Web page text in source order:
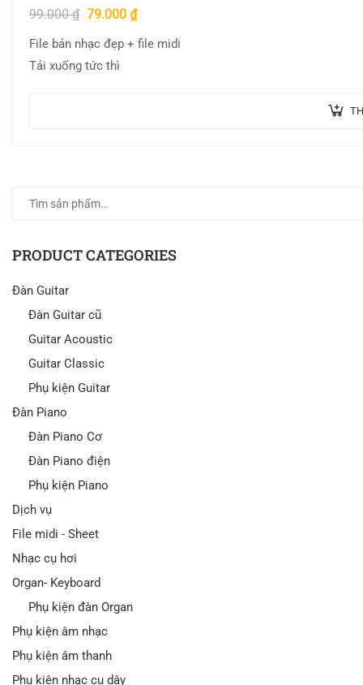
99.000₫ 79.000 ₫
File bản nhạc đẹp + file midi
Tải xuống tức thì
PRODUCT CATEGORIES
Đàn Guitar
Đàn Guitar cũ
Guitar Acoustic
Guitar Classic
Phụ kiện Guitar
Đàn Piano
Đàn Piano Cơ
Đàn Piano điện
Phụ kiện Piano
Dịch vụ
File midi - Sheet
Nhạc cụ hơi
Organ- Keyboard
Phụ kiện đàn Organ
Phụ kiện âm nhạc
Phụ kiện âm thanh
Phụ kiện nhạc cụ dây